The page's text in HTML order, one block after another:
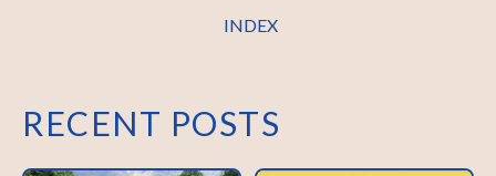
INDEX
RECENT POSTS